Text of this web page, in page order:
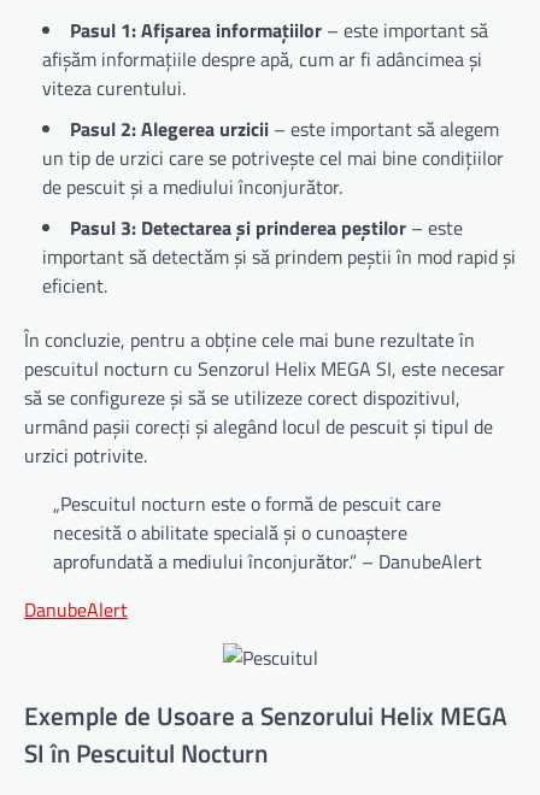
Pasul 1: Afișarea informațiilor – este important să
afișăm informațiile despre apă, cum ar fi adâncimea și
viteza curentului.
Pasul 2: Alegerea urzicii – este important să alegem
un tip de urzici care se potrivește cel mai bine condițiilor
de pescuit și a mediului înconjurător.
Pasul 3: Detectarea și prinderea peștilor – este
important să detectăm și să prindem peștii în mod rapid și
eficient.
În concluzie, pentru a obține cele mai bune rezultate în
pescuitul nocturn cu Senzorul Helix MEGA SI, este necesar
să se configureze și să se utilizeze corect dispozitivul,
urmând pașii corecți și alegând locul de pescuit și tipul de
urzici potrivite.
„Pescuitul nocturn este o formă de pescuit care
necesită o abilitate specială și o cunoaștere
aprofundată a mediului înconjurător.” – DanubeAlert
DanubeAlert
Exemple de Usoare a Senzorului Helix MEGA
SI în Pescuitul Nocturn